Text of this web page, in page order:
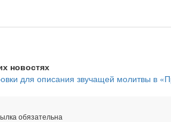
новостях
для описания звучащей молитвы в
обязательна